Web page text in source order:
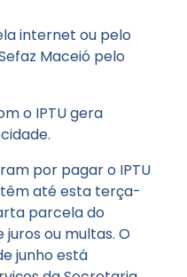
internet ou pelo
Maceió pelo
o IPTU gera
por pagar o IPTU
até esta terça-
parcela do
ou multas. O
junho está